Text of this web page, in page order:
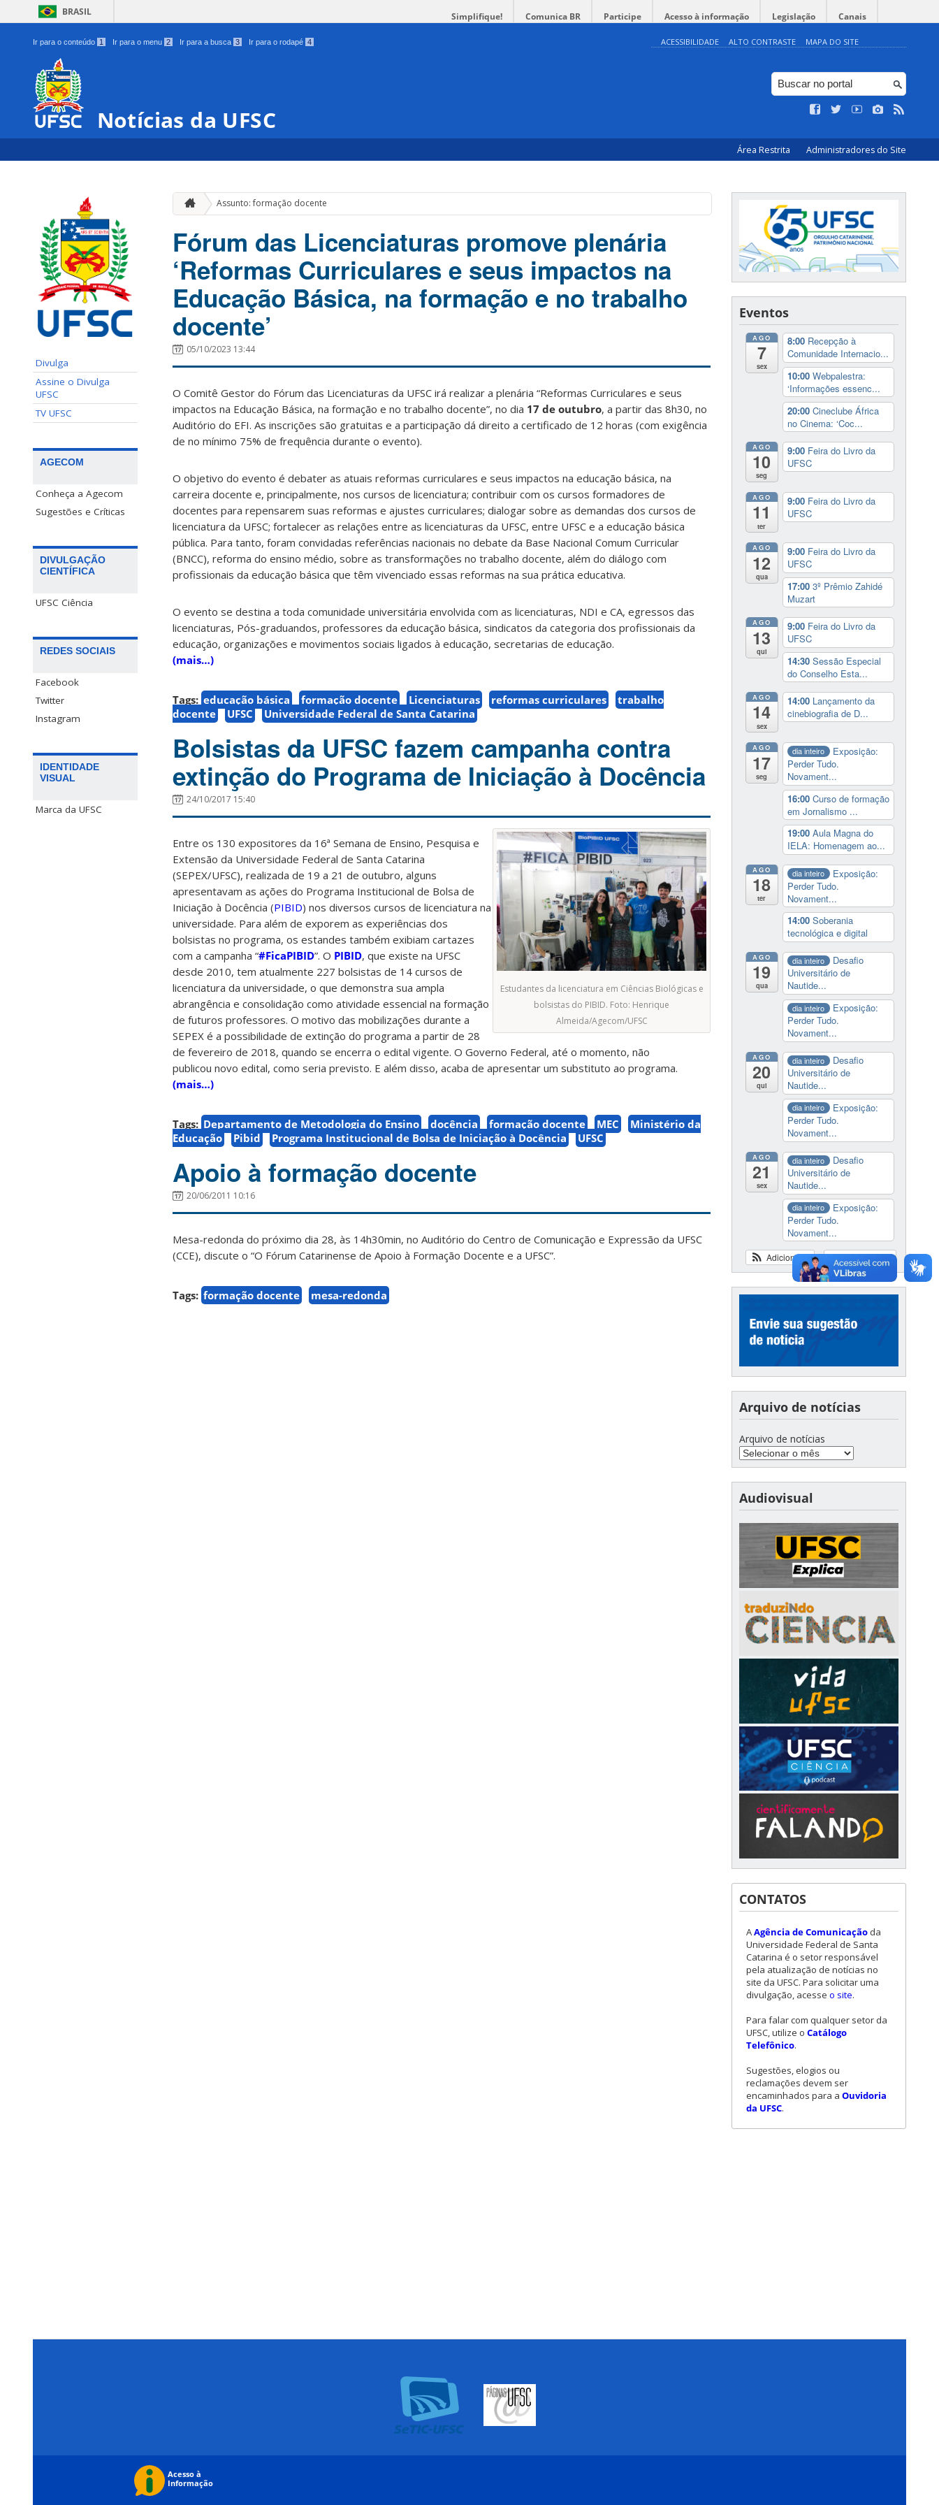
BRASIL Simplifique! Comunica BR Participe Acesso à informação Legislação Canais
Ir para o conteúdo 1 Ir para o menu 2 Ir para a busca 3 Ir para o rodapé 4 ACESSIBILIDADE ALTO CONTRASTE MAPA DO SITE
Notícias da UFSC
Área Restrita Administradores do Site
Divulga
Assine o Divulga
UFSC
TV UFSC
AGECOM
Conheça a Agecom
Sugestões e Críticas
DIVULGAÇÃO
CIENTÍFICA
UFSC Ciência
REDES SOCIAIS
Facebook
Twitter
Instagram
IDENTIDADE
VISUAL
Marca da UFSC
Assunto: formação docente
Fórum das Licenciaturas promove plenária
‘Reformas Curriculares e seus impactos na
Educação Básica, na formação e no trabalho
docente’
05/10/2023 13:44
O Comitê Gestor do Fórum das Licenciaturas da UFSC irá realizar a plenária “Reformas Curriculares e seus
impactos na Educação Básica, na formação e no trabalho docente”, no dia 17 de outubro, a partir das 8h30, no
Auditório do EFI. As inscrições são gratuitas e a participação dá direito a certificado de 12 horas (com exigência
de no mínimo 75% de frequência durante o evento).
O objetivo do evento é debater as atuais reformas curriculares e seus impactos na educação básica, na
carreira docente e, principalmente, nos cursos de licenciatura; contribuir com os cursos formadores de
docentes para repensarem suas reformas e ajustes curriculares; dialogar sobre as demandas dos cursos de
licenciatura da UFSC; fortalecer as relações entre as licenciaturas da UFSC, entre UFSC e a educação básica
pública. Para tanto, foram convidadas referências nacionais no debate da Base Nacional Comum Curricular
(BNCC), reforma do ensino médio, sobre as transformações no trabalho docente, além do diálogo com
profissionais da educação básica que têm vivenciado essas reformas na sua prática educativa.
O evento se destina a toda comunidade universitária envolvida com as licenciaturas, NDI e CA, egressos das
licenciaturas, Pós-graduandos, professores da educação básica, sindicatos da categoria dos profissionais da
educação, organizações e movimentos sociais ligados à educação, secretarias de educação.
(mais…)
Tags: educação básica formação docente Licenciaturas reformas curriculares
trabalho
docente
UFSC Universidade Federal de Santa Catarina
Bolsistas da UFSC fazem campanha contra
extinção do Programa de Iniciação à Docência
24/10/2017 15:40
Estudantes da licenciatura em Ciências Biológicas e
bolsistas do PIBID. Foto: Henrique
Almeida/Agecom/UFSC
Entre os 130 expositores da 16ª Semana de Ensino, Pesquisa e
Extensão da Universidade Federal de Santa Catarina
(SEPEX/UFSC), realizada de 19 a 21 de outubro, alguns
apresentavam as ações do Programa Institucional de Bolsa de
Iniciação à Docência (PIBID) nos diversos cursos de licenciatura na
universidade. Para além de exporem as experiências dos
bolsistas no programa, os estandes também exibiam cartazes
com a campanha “#FicaPIBID”. O PIBID, que existe na UFSC
desde 2010, tem atualmente 227 bolsistas de 14 cursos de
licenciatura da universidade, o que demonstra sua ampla
abrangência e consolidação como atividade essencial na formação
de futuros professores. O motivo das mobilizações durante a
SEPEX é a possibilidade de extinção do programa a partir de 28
de fevereiro de 2018, quando se encerra o edital vigente. O Governo Federal, até o momento, não
publicou novo edital, como seria previsto. E além disso, acaba de apresentar um substituto ao programa.
(mais…)
Tags: Departamento de Metodologia do Ensino docência formação docente MEC
Ministério da
Educação
Pibid Programa Institucional de Bolsa de Iniciação à Docência UFSC
Apoio à formação docente
20/06/2011 10:16
Mesa-redonda do próximo dia 28, às 14h30min, no Auditório do Centro de Comunicação e Expressão da UFSC
(CCE), discute o “O Fórum Catarinense de Apoio à Formação Docente e a UFSC”.
Tags: formação docente mesa-redonda
Eventos
AGO
7
sex
8:00 Recepção à
Comunidade Internacio...
10:00 Webpalestra:
‘Informações essenc...
20:00 Cineclube África
no Cinema: ‘Coc...
AGO
10
seg
9:00 Feira do Livro da
UFSC
AGO
11
ter
9:00 Feira do Livro da
UFSC
AGO
12
qua
9:00 Feira do Livro da
UFSC
17:00 3º Prêmio Zahidé
Muzart
AGO
13
qui
9:00 Feira do Livro da
UFSC
14:30 Sessão Especial
do Conselho Esta...
AGO
14
sex
14:00 Lançamento da
cinebiografia de D...
AGO
17
seg
dia inteiro
Exposição:
Perder Tudo.
Novament...
16:00 Curso de formação
em Jornalismo ...
19:00 Aula Magna do
IELA: Homenagem ao...
AGO
18
ter
dia inteiro
Exposição:
Perder Tudo.
Novament...
14:00 Soberania
tecnológica e digital
AGO
19
qua
dia inteiro
Desafio
Universitário de
Nautide...
dia inteiro
Exposição:
Perder Tudo.
Novament...
AGO
20
qui
dia inteiro
Desafio
Universitário de
Nautide...
dia inteiro
Exposição:
Perder Tudo.
Novament...
AGO
21
sex
dia inteiro
Desafio
Universitário de
Nautide...
dia inteiro
Exposição:
Perder Tudo.
Novament...
Ver calendário
Adicionar
Arquivo de notícias
Arquivo de notícias
Audiovisual
CONTATOS
AAgência de Comunicação da
Universidade Federal de Santa
Catarina é o setor responsável
pela atualização de notícias no
site da UFSC. Para solicitar uma
divulgação, acesse o site.
Para falar com qualquer setor da
UFSC, utilize o Catálogo
Telefônico.
Sugestões, elogios ou
reclamações devem ser
encaminhados para a Ouvidoria
da UFSC.